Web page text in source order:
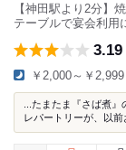
【神田駅より2分】
テーブルで宴会利
3.19
￥2,000～￥2,999
...たまたま『さば煮
レパートリーが、以前